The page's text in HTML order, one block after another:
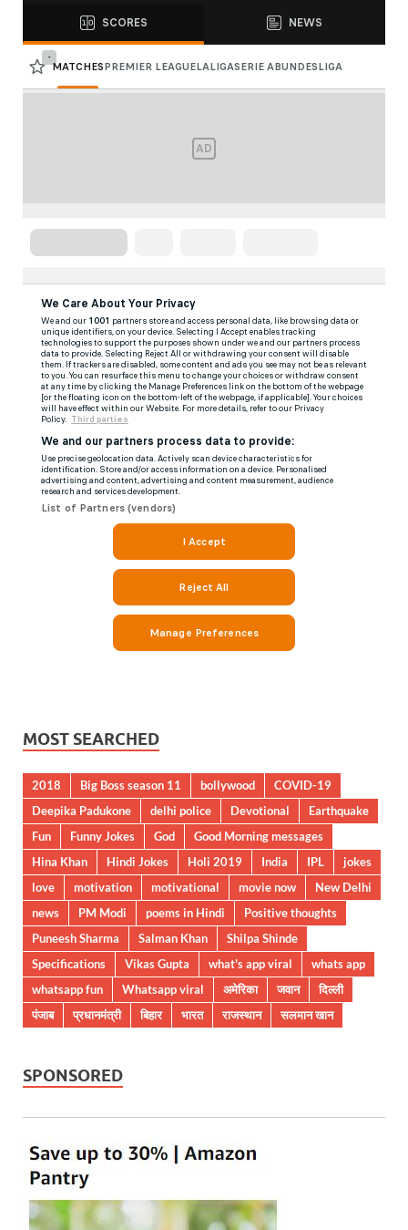
MOST SEARCHED
2018 Big Boss season 11 bollywood
COVID-19
Deepika Padukone
delhi police Devotional
Earthquake
Fun
Funny Jokes God
Good Morning messages
Hina Khan
Hindi Jokes Holi 2019 India IPL
jokes
love
motivation motivational movie now
New Delhi
news
PM Modi poems in Hindi
Positive thoughts
Puneesh Sharma
Salman Khan
Shilpa Shinde
Specifications
Vikas Gupta what's app viral
whats app
whatsapp fun
Whatsapp viral अमेरिका जवान
दिल्ली
पंजाब
प्रधानमंत्री बिहार भारत राजस्थान सलमान खान
SPONSORED